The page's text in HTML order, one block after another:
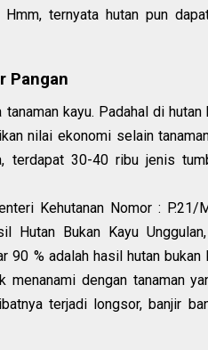
ternyata hutan pun
Pangan
kayu. Padahal di
nilai ekonomi selain
terdapat 30-40 ribu jenis
Kehutanan Nomor : P.21/
Bukan Kayu
% adalah hasil hutan bukan
menanami dengan tanaman
terjadi longsor, banjir